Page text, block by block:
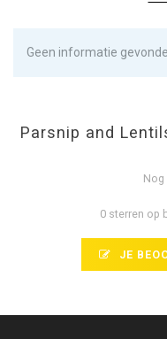
Geen informatie
Parsnip and
Nog
0 sterren op
JE